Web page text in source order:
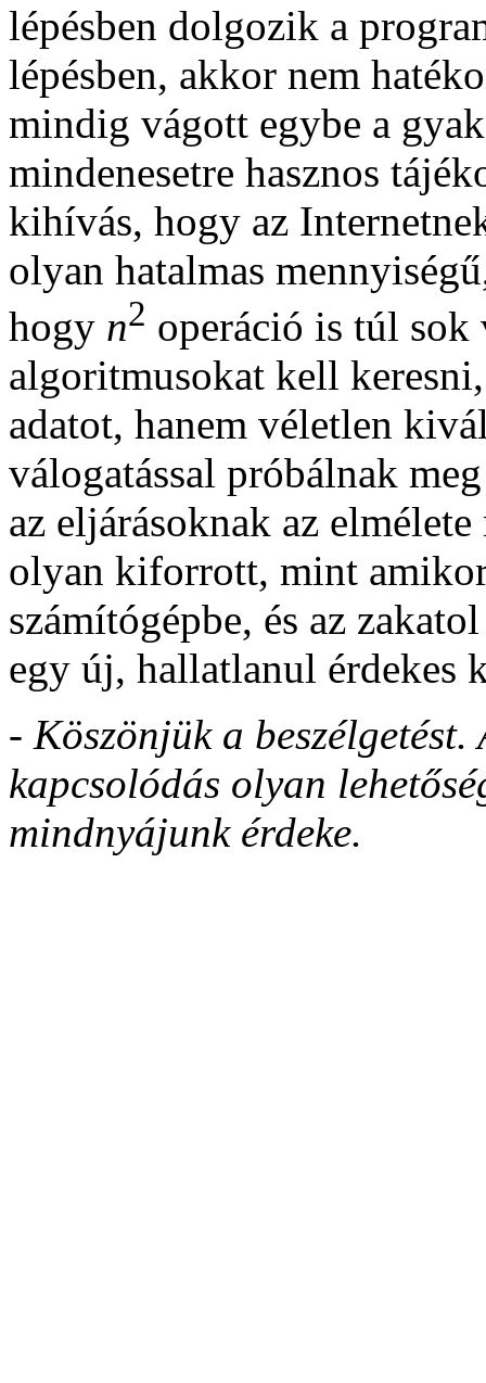
lépésben dolgozik a
lépésben, akkor nem
mindig vágott egybe a
mindenesetre hasznos
kihívás, hogy az
olyan hatalmas
hogy n2 operáció is túl
algoritmusokat kell
adatot, hanem véletlen
válogatással próbálnak
az eljárásoknak az
olyan kiforrott, mint
számítógépbe, és az
egy új, hallatlanul érdekes
- Köszönjük a
kapcsolódás olyan
mindnyájunk érdeke.